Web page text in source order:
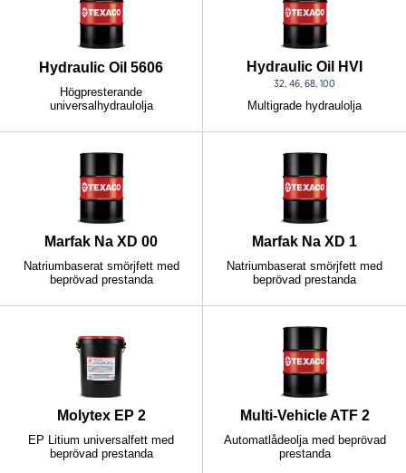
Hydraulic Oil 5606
Högpresterande
universalhydraulolja
Hydraulic Oil HVI
32, 46, 68, 100
Multigrade hydraulolja
Marfak Na XD 00
Natriumbaserat smörjfett med
beprövad prestanda
Marfak Na XD 1
Natriumbaserat smörjfett med
beprövad prestanda
Molytex EP 2
EP Litium universalfett med
beprövad prestanda
Multi-Vehicle ATF 2
Automatlådeolja med beprövad
prestanda